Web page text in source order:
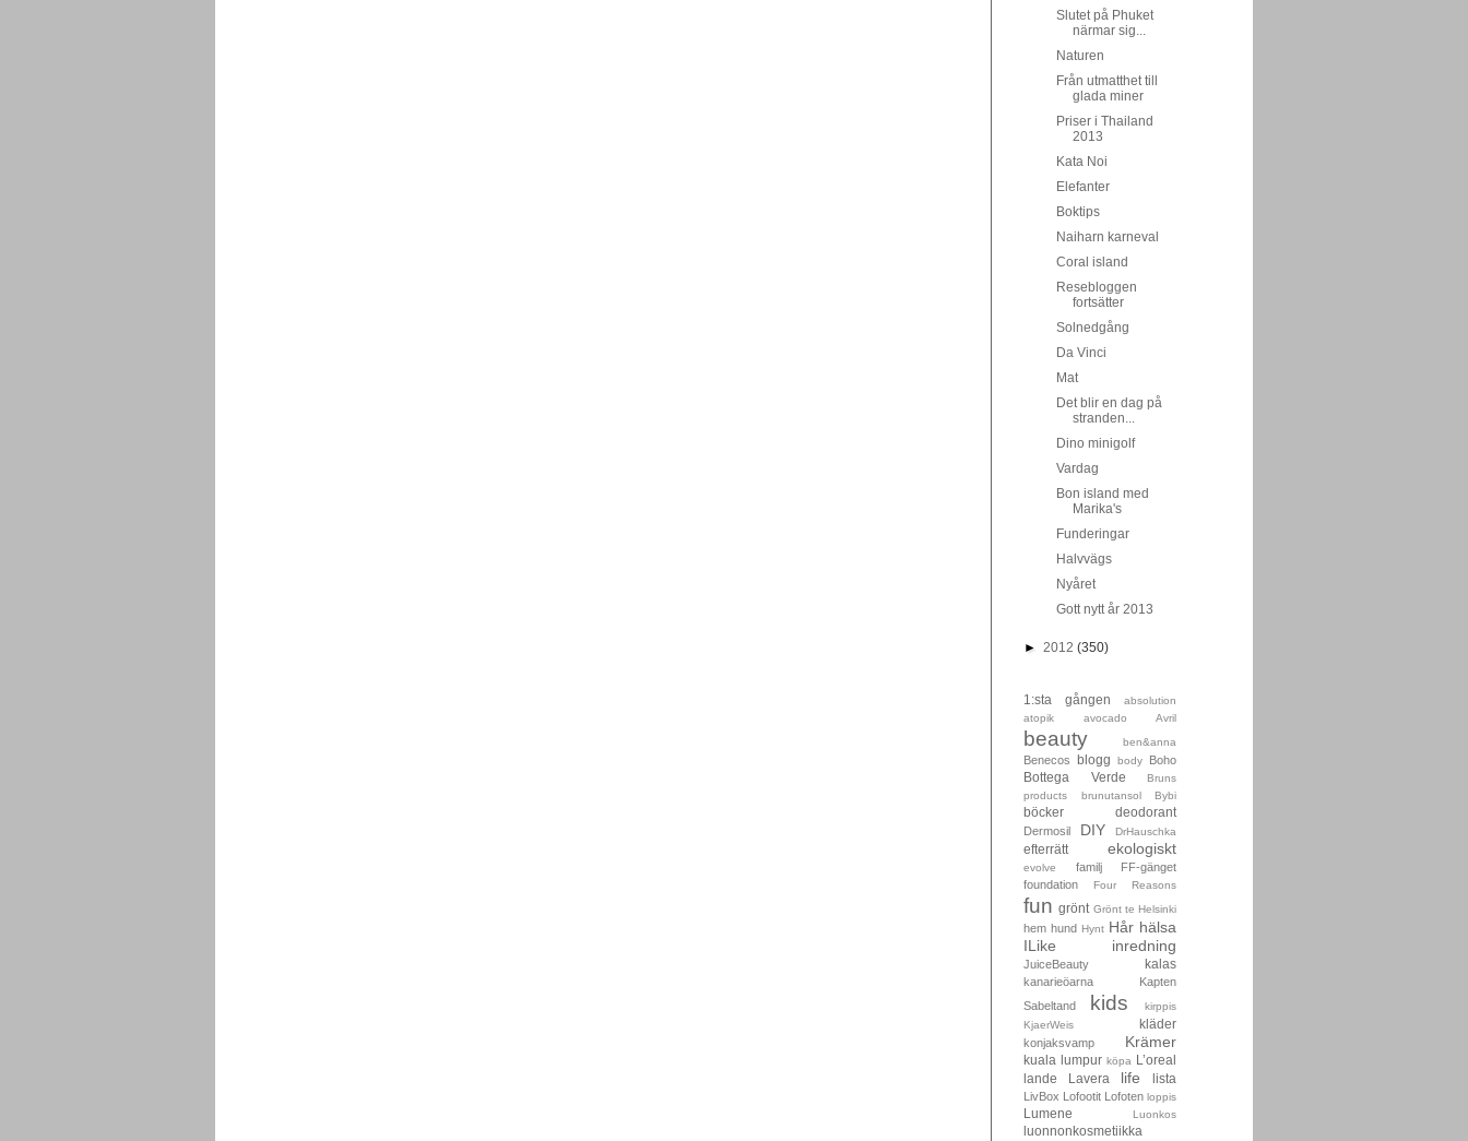
Slutet på Phuket
närmar sig...
Naturen
Från utmatthet till
glada miner
Priser i Thailand
2013
Kata Noi
Elefanter
Boktips
Naiharn karneval
Coral island
Resebloggen
fortsätter
Solnedgång
Da Vinci
Mat
Det blir en dag på
stranden...
Dino minigolf
Vardag
Bon island med
Marika's
Funderingar
Halvvägs
Nyåret
Gott nytt år 2013
► 2012 (350)
1:sta gången
absolution
atopik
avocado Avril
beauty ben&anna
Benecos blogg body Boho
Bottega Verde
Bruns
products
brunutansol Bybi
böcker deodorant
Dermosil DIY DrHauschka
efterrätt ekologiskt
evolve familj
FF-gänget
foundation
Four Reasons
fun grönt Grönt te Helsinki
hem hund Hynt Hår hälsa
ILike
inredning
JuiceBeauty kalas
kanarieöarna
Kapten
Sabeltand
kids
kirppis
KjaerWeis
kläder
konjaksvamp Krämer
kuala lumpur köpa
L’oreal
lande
Lavera life lista
LivBox Lofootit Lofoten loppis
Lumene Luonkos
luonnonkosmetiikka